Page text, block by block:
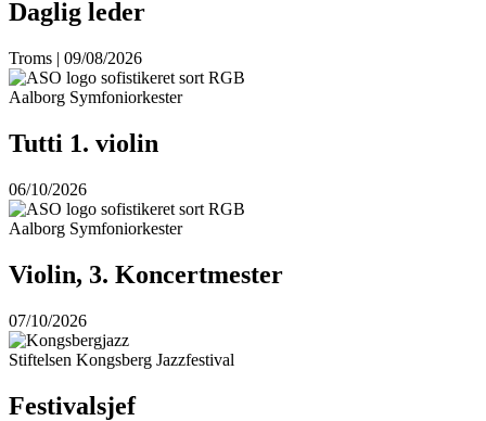
Daglig leder
Troms | 09/08/2026
Aalborg Symfoniorkester
Tutti 1. violin
06/10/2026
Aalborg Symfoniorkester
Violin, 3. Koncertmester
07/10/2026
Stiftelsen Kongsberg Jazzfestival
Festivalsjef